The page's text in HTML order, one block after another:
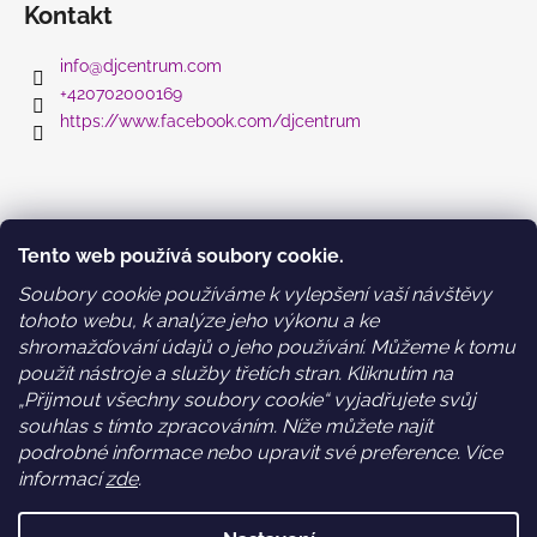
Tento web používá soubory cookie.
Soubory cookie používáme k vylepšení vaší návštěvy
tohoto webu, k analýze jeho výkonu a ke
shromažďování údajů o jeho používání. Můžeme k tomu
použít nástroje a služby třetích stran. Kliknutím na
„Přijmout všechny soubory cookie“ vyjadřujete svůj
souhlas s tímto zpracováním. Níže můžete najít
podrobné informace nebo upravit své preference. Více
informacízde.
Kontakt
info@djcentrum.com
+420702000169
https://www.facebook.com/djcentrum
Obchodní podmínky
Podmínky ochrany osobních údajů a GDPR
WEB DESIGN: holky z Time2grow.cz
Nákupní košík